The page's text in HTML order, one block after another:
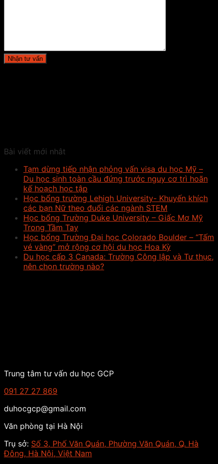
Bài viết mới nhât
Tạm dừng tiếp nhận phỏng vấn visa du học Mỹ –
Du học sinh toàn cầu đứng trước nguy cơ trì hoãn
kế hoạch học tập
Học bổng trường Lehigh University- Khuyến khích
các bạn Nữ theo đuổi các ngành STEM
Học bổng Trường Duke University – Giấc Mơ Mỹ
Trong Tầm Tay
Học bổng Trường Đại học Colorado Boulder – “Tấm
vé vàng” mở rộng cơ hội du học Hoa Kỳ
Du học cấp 3 Canada: Trường Công lập và Tư thục,
nên chọn trường nào?
Trung tâm tư vấn du học GCP
091 27 27 869
duhocgcp@gmail.com
Văn phòng tại Hà Nội
Trụ sở: Số 3, Phố Văn Quán, Phường Văn Quán, Q. Hà
Đông, Hà Nội, Việt Nam